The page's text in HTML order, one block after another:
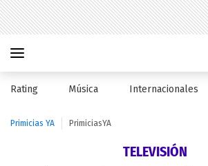
Rating Música Internacionales
Primicias YA PrimiciasYA
TELEVISIÓN